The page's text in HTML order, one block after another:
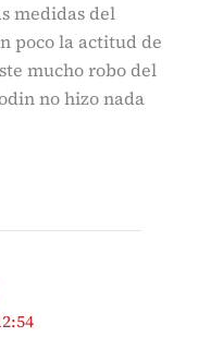
medidas del
poco la actitud de
mucho robo del
no hizo nada